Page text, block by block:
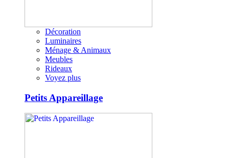
Décoration
Luminaires
Ménage & Animaux
Meubles
Rideaux
Voyez plus
Petits Appareillage